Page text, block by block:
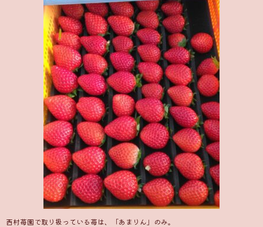
西村苺園で取り扱っている苺は、「あまりん」のみ。